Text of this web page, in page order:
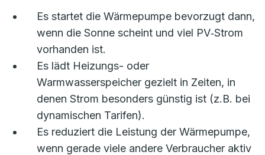
Es startet die Wärmepumpe bevorzugt dann,
wenn die Sonne scheint und viel PV‑Strom
vorhanden ist.
Es lädt Heizungs- oder
Warmwasserspeicher gezielt in Zeiten, in
denen Strom besonders günstig ist (z.B. bei
dynamischen Tarifen).
Es reduziert die Leistung der Wärmepumpe,
wenn gerade viele andere Verbraucher aktiv